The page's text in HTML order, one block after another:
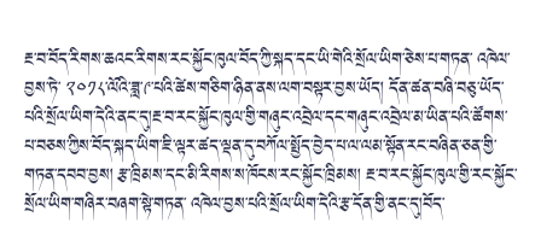
རྔ་བ་བོད་རིགས་ཆའང་རིགས་རང་སྐྱོང་ཁུལ་བོད་ཀྱི་སྐད་དང་ཡི་གེའི་སྲོལ་ཡིག་ཅེས་པ་གཏན་ འཁེལ་
བྱས་ཏེ་ ༢༠༡༨་ལོའི་ཟླ་༩་པའི་ཚེས་གཅིག་ཉིན་ནས་ལག་བསྟར་བྱས་ཡོད། དོན་ཚན་བཞི་བཅུ་ཡོད་
པའི་སྲོལ་ཡིག་དེའི་ནང་དུ།རྔ་བ་རང་སྐྱོང་ཁུལ་གྱི་གཞུང་འབྲེལ་དང་གཞུང་འབྲེལ་མ་ཡིན་པའི་ཚོགས་
པ་བཅས་ཀྱིས་བོད་སྐད་ཡིག་ཇི་ལྟར་ཚད་ལྡན་དུ་བཀོལ་སྤྱོད་བྱེད་པ་ལ་ལམ་སྟོན་རང་བཞིན་ཅན་གྱི་
གཏན་དབབ་བྱས། རྩ་ཁྲིམས་དང་མི་རིགས་ས་ཁོངས་རང་སྐྱོང་ཁྲིམས། རྔ་བ་རང་སྐྱོང་ཁུལ་གྱི་རང་སྐྱོང་
སྲོལ་ཡིག་གཞིར་བཞག་སྟེ་གཏན་ འཁེལ་བྱས་པའི་སྲོལ་ཡིག་དེའི་རྩ་དོན་གྱི་ནང་དུ།བོད་